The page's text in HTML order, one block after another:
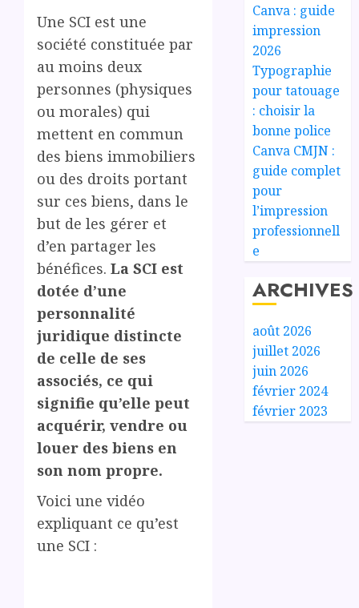
Une SCI est une
société constituée par
au moins deux
personnes (physiques
ou morales) qui
mettent en commun
des biens immobiliers
ou des droits portant
sur ces biens, dans le
but de les gérer et
d’en partager les
bénéfices. La SCI est
dotée d’une
personnalité
juridique distincte
de celle de ses
associés, ce qui
signifie qu’elle peut
acquérir, vendre ou
louer des biens en
son nom propre.
Voici une vidéo
expliquant ce qu’est
une SCI :
Canva : guide
impression
2026
Typographie
pour tatouage
: choisir la
bonne police
Canva CMJN :
guide complet
pour
l’impression
professionnell
e
ARCHIVES
août 2026
juillet 2026
juin 2026
février 2024
février 2023